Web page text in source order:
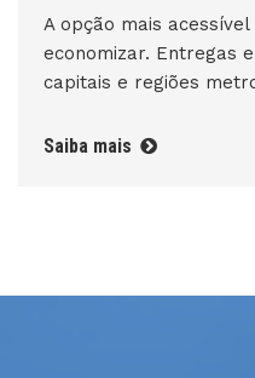
A opção mais
economizar. Entregas
capitais e regiões
Saiba mais